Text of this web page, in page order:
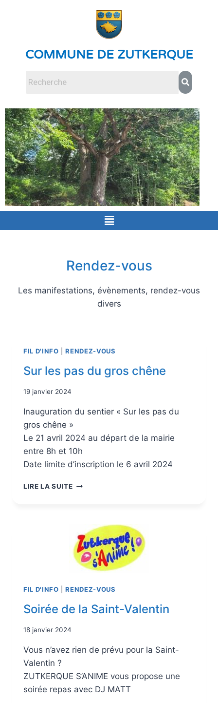
COMMUNE DE ZUTKERQUE
Rendez-vous
Les manifestations, évènements, rendez-vous
divers
FIL D'INFO |RENDEZ-VOUS
Sur les pas du gros chêne
19 janvier 2024
Inauguration du sentier « Sur les pas du
gros chêne »
Le 21 avril 2024 au départ de la mairie
entre 8h et 10h
Date limite d’inscription le 6 avril 2024
LIRE LA SUITE
FIL D'INFO |RENDEZ-VOUS
Soirée de la Saint-Valentin
18 janvier 2024
Vous n’avez rien de prévu pour la Saint-
Valentin ?
ZUTKERQUE S’ANIME vous propose une
soirée repas avec DJ MATT